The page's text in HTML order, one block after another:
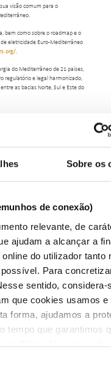
Sobre os
de conexão)
relevante, de
ajudam a alcançar a
do utilizador tanto
Para
sentido, considera-
que cookies usamos e
forma, ajudamos a
tempo que garantimos
visão comum para o
bem como sobre o roadmap e o
eletricidade Euro-Mediterrâneo
.
do Mediterrâneo de 21 países,
regulatório e legal harmonizado,
as bacias Norte, Sul e Este do